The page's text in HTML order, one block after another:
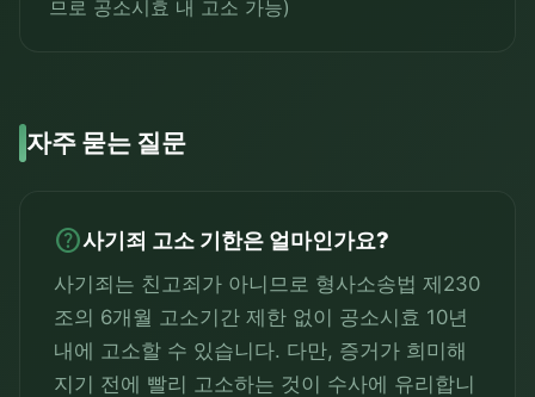
므로 공소시효 내 고소 가능)
자주 묻는 질문
help사기죄 고소 기한은 얼마인가요?
사기죄는 친고죄가 아니므로 형사소송법 제230
조의 6개월 고소기간 제한 없이 공소시효 10년
내에 고소할 수 있습니다. 다만, 증거가 희미해
지기 전에 빨리 고소하는 것이 수사에 유리합니